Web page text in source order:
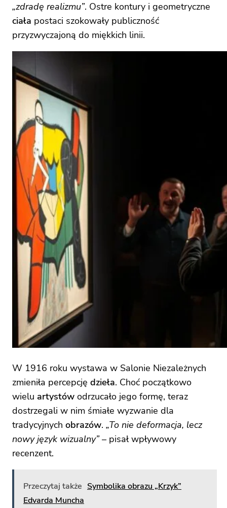
„zdradę realizmu”. Ostre kontury i geometryczne
ciała postaci szokowały publiczność
przyzwyczajoną do miękkich linii.
W 1916 roku wystawa w Salonie Niezależnych
zmieniła percepcję dzieła. Choć początkowo
wielu artystów odrzucało jego formę, teraz
dostrzegali w nim śmiałe wyzwanie dla
tradycyjnych obrazów. „To nie deformacja, lecz
nowy język wizualny”– pisał wpływowy
recenzent.
Przeczytaj także Symbolika obrazu „Krzyk”
Edvarda Muncha